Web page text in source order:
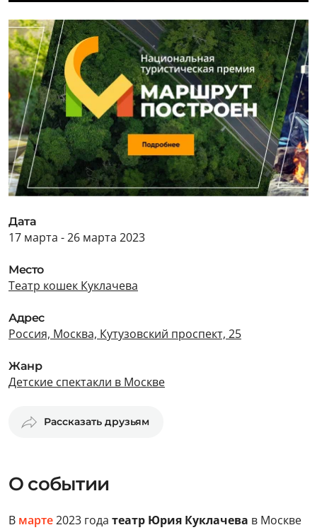
Дата
17 марта - 26 марта 2023
Место
Театр кошек Куклачева
Адрес
Россия, Москва, Кутузовский проспект, 25
Жанр
Детские спектакли в Москве
Рассказать друзьям
О событии
В марте2023 года театр Юрия Куклачева в Москве